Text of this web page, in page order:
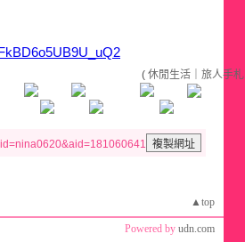
( 休閒生活 旅人手札
▲top
Powered by udn.com